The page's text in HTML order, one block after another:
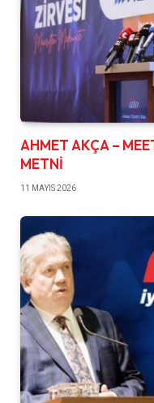
AHMET AKÇA –
METNİ
11 MAYIS 2026